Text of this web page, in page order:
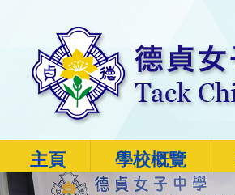
主頁 學校概覽